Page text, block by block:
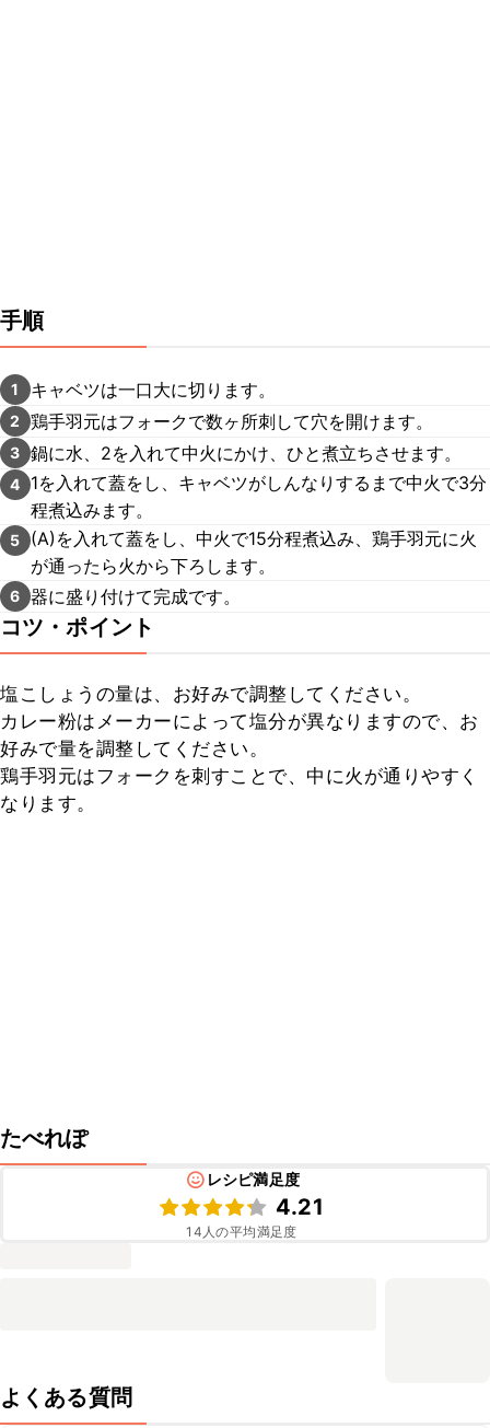
手順
1 キャベツは一口大に切ります。
2 鶏手羽元はフォークで数ヶ所刺して穴を開けます。
3 鍋に水、2を入れて中火にかけ、ひと煮立ちさせます。
4
1を入れて蓋をし、キャベツがしんなりするまで中火で3分
程煮込みます。
5
(A)を入れて蓋をし、中火で15分程煮込み、鶏手羽元に火
が通ったら火から下ろします。
6 器に盛り付けて完成です。
コツ・ポイント
塩こしょうの量は、お好みで調整してください。
カレー粉はメーカーによって塩分が異なりますので、お
好みで量を調整してください。
鶏手羽元はフォークを刺すことで、中に火が通りやすく
なります。
たべれぽ
レシピ満足度
4.21
14 人の平均満足度
よくある質問